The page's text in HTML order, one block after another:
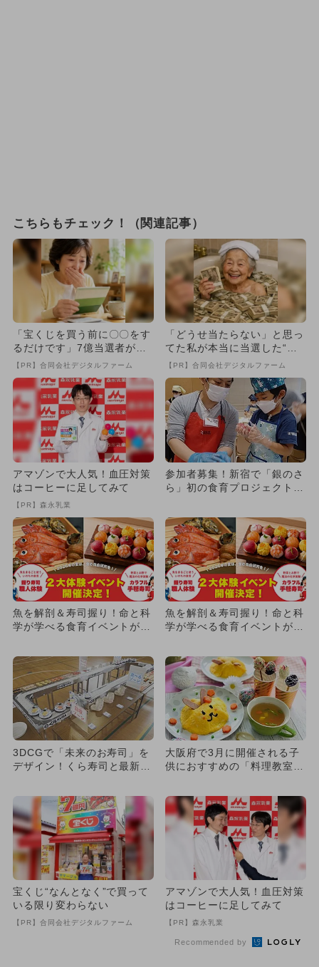
こちらもチェック！（関連記事）
「宝くじを買う前に〇〇をす
るだけです」7億当選者が続
出
【PR】合同会社デジタルファーム
「どうせ当たらない」と思っ
てた私が本当に当選した“買
い方”がこれ
【PR】合同会社デジタルファーム
アマゾンで大人気！血圧対策
はコーヒーに足してみて
【PR】森永乳業
参加者募集！新宿で「銀のさ
ら」初の食育プロジェクト
魚を解剖＆寿司握り！命と科
学が学べる食育イベントが新
魚を解剖＆寿司握り！命と科
学が学べる食育イベントが新
3DCGで「未来のお寿司」を
デザイン！くら寿司と最新技
大阪府で3月に開催される子
供におすすめの「料理教室」
宝くじ“なんとなく”で買って
いる限り変わらない
【PR】合同会社デジタルファーム
アマゾンで大人気！血圧対策
はコーヒーに足してみて
【PR】森永乳業
Recommended by